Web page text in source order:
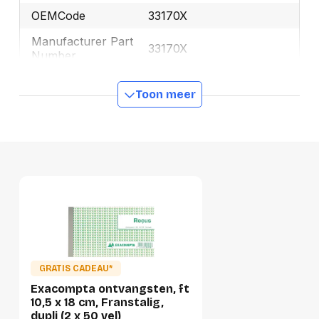
OEMCode
33170X
Manufacturer Part
Number
33170X
Ja
3130630331704
10 mm
Gewicht
124 g
Verpakking
Toon meer
GRATIS CADEAU*
Exacompta ontvangsten, ft
10,5 x 18 cm, Franstalig,
dupli (2 x 50 vel)